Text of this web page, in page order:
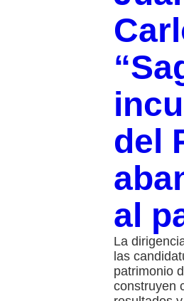
del
al
La
las
patrimonio
construyen